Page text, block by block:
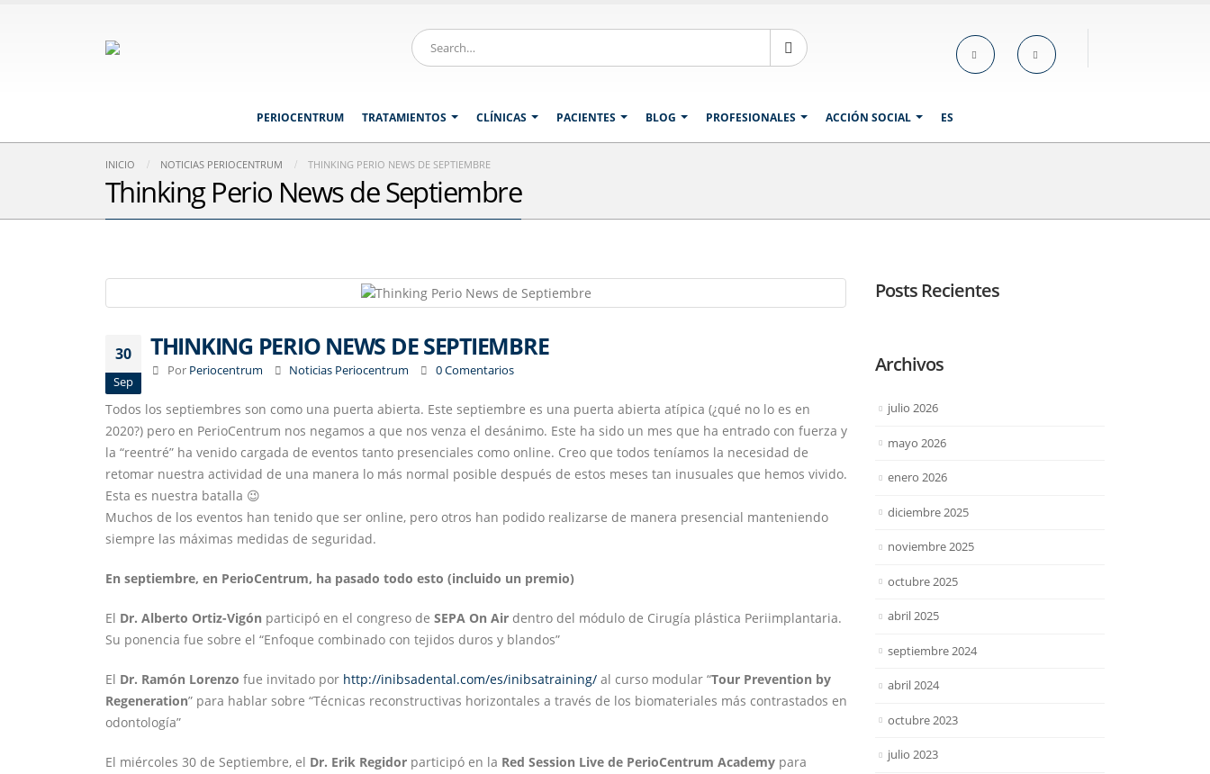
PERIOCENTRUM TRATAMIENTOS CLÍNICAS PACIENTES BLOG PROFESIONALES ACCIÓN SOCIAL ES
INICIO NOTICIAS PERIOCENTRUM THINKING PERIO NEWS DE SEPTIEMBRE
Thinking Perio News de Septiembre
30
Sep
THINKING PERIO NEWS DE SEPTIEMBRE
Por Periocentrum Noticias Periocentrum 0 Comentarios
Todos los septiembres son como una puerta abierta. Este septiembre es una puerta abierta atípica (¿qué no lo es en
2020?) pero en PerioCentrum nos negamos a que nos venza el desánimo. Este ha sido un mes que ha entrado con fuerza y
la “reentré” ha venido cargada de eventos tanto presenciales como online. Creo que todos teníamos la necesidad de
retomar nuestra actividad de una manera lo más normal posible después de estos meses tan inusuales que hemos vivido.
Esta es nuestra batalla 😉
Muchos de los eventos han tenido que ser online, pero otros han podido realizarse de manera presencial manteniendo
siempre las máximas medidas de seguridad.
En septiembre, en PerioCentrum, ha pasado todo esto (incluido un premio)
El Dr. Alberto Ortiz-Vigón participó en el congreso de SEPA On Air dentro del módulo de Cirugía plástica Periimplantaria.
Su ponencia fue sobre el “Enfoque combinado con tejidos duros y blandos”
El Dr. Ramón Lorenzo fue invitado por http://inibsadental.com/es/inibsatraining/ al curso modular “Tour Prevention by
Regeneration” para hablar sobre “Técnicas reconstructivas horizontales a través de los biomateriales más contrastados en
odontología”
El miércoles 30 de Septiembre, el Dr. Erik Regidor participó en la Red Session Live de PerioCentrum Academy para
Posts Recientes
Archivos
julio 2026
mayo 2026
enero 2026
diciembre 2025
noviembre 2025
octubre 2025
abril 2025
septiembre 2024
abril 2024
octubre 2023
julio 2023